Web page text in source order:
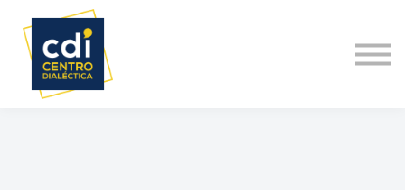
DIPLOMADO INTERNACIONAL